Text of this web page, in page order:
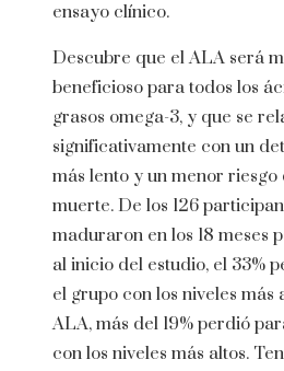
ensayo clínico.
Descubre que el ALA será
beneficioso para todos los
grasos omega-3, y que se
significativamente con un
más lento y un menor riesgo
muerte. De los 126
maduraron en los 18 meses
al inicio del estudio, el 33%
el grupo con los niveles más
ALA, más del 19% perdió
con los niveles más altos.